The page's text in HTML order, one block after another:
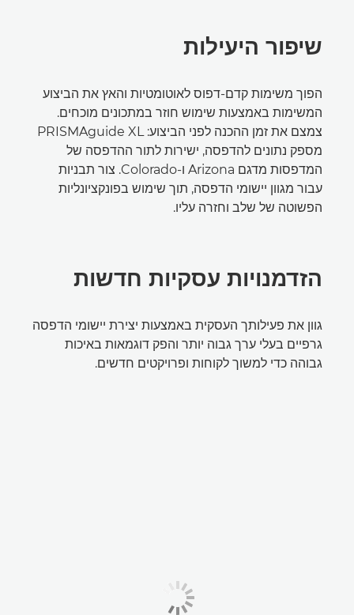
שיפור היעילות
הפוך משימות קדם-דפוס לאוטומטיות והאץ את הביצוע
המשימות באמצעות שימוש חוזר במתכונים מוכחים.
צמצם את זמן ההכנה לפני הביצוע: PRISMAguide XL
מספק נתונים להדפסה, ישירות לתור ההדפסה של
המדפסות מדגם Arizona ו-Colorado. צור תבניות
עבור מגוון יישומי הדפסה, תוך שימוש בפונקציונליות
הפשוטה של שלב וחזרה עליו.
הזדמנויות עסקיות חדשות
גוון את פעילותך העסקית באמצעות יצירת יישומי הדפסה
גרפיים בעלי ערך גבוה יותר והפק דוגמאות באיכות
גבוהה כדי למשוך לקוחות ופרויקטים חדשים.